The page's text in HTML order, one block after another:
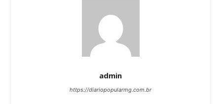
admin
https://diariopopularmg.com.br